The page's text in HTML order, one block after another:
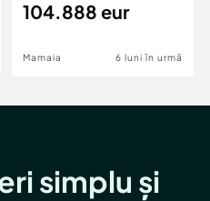
cheie,langa Mega
104.888 eur
Mamaia 6 luni în urmă
simplu și